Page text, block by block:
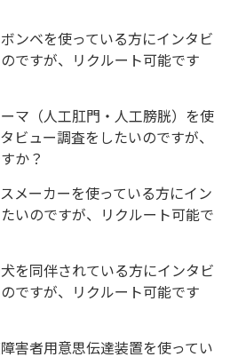
ンベを使っている方にインタビ
ですが、リクルート可能です
マ（人工肛門・人工膀胱）を使
ビュー調査をしたいのですが、
か？
メーカーを使っている方にイン
いのですが、リクルート可能で
を同伴されている方にインタビ
ですが、リクルート可能です
害者用意思伝達装置を使ってい